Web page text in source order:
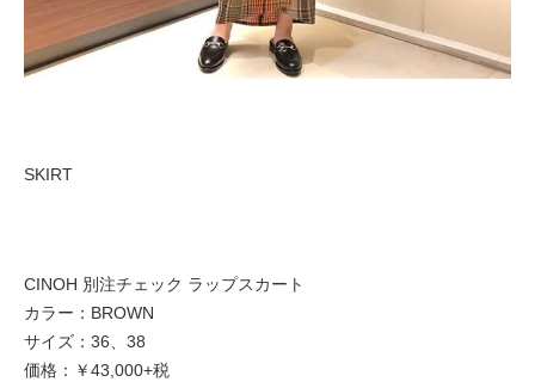
SKIRT
CINOH 別注チェック ラップスカート
カラー：BROWN
サイズ：36、38
価格：￥43,000+税